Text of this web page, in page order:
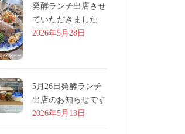
発酵ランチ出店させ
ていただきました
2026年5月28日
5月26日発酵ランチ
出店のお知らせです
2026年5月13日